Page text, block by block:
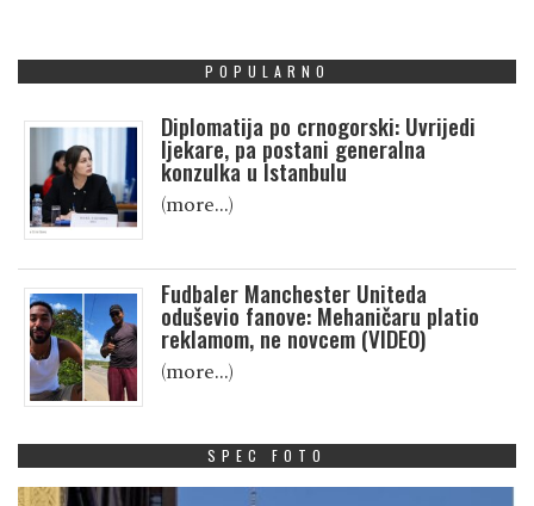
POPULARNO
Diplomatija po crnogorski: Uvrijedi
ljekare, pa postani generalna
konzulka u Istanbulu
(more…)
Fudbaler Manchester Uniteda
oduševio fanove: Mehaničaru platio
reklamom, ne novcem (VIDEO)
(more…)
SPEC FOTO